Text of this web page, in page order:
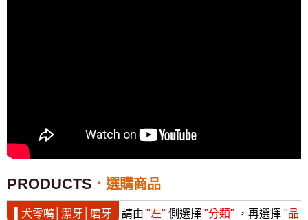
PRODUCTS 選購商品
▌犬零嘴│潔牙│磨牙 請由 "左" 側選擇 "分類" ，再選擇 "品